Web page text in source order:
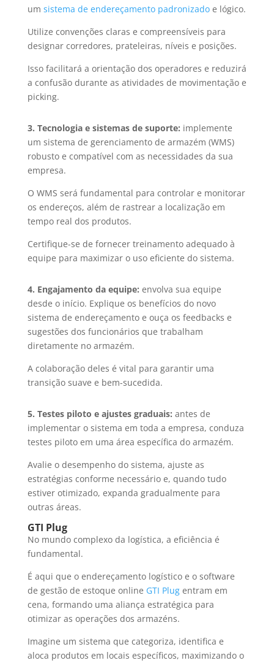
um sistema de endereçamento padronizadoe lógico.
Utilize convenções claras e compreensíveis para
designar corredores, prateleiras, níveis e posições.
Isso facilitará a orientação dos operadores e reduzirá
a confusão durante as atividades de movimentação e
picking.
3. Tecnologia e sistemas de suporte: implemente
um sistema de gerenciamento de armazém (WMS)
robusto e compatível com as necessidades da sua
empresa.
O WMS será fundamental para controlar e monitorar
os endereços, além de rastrear a localização em
tempo real dos produtos.
Certifique-se de fornecer treinamento adequado à
equipe para maximizar o uso eficiente do sistema.
4. Engajamento da equipe: envolva sua equipe
desde o início. Explique os benefícios do novo
sistema de endereçamento e ouça os feedbacks e
sugestões dos funcionários que trabalham
diretamente no armazém.
A colaboração deles é vital para garantir uma
transição suave e bem-sucedida.
5. Testes piloto e ajustes graduais: antes de
implementar o sistema em toda a empresa, conduza
testes piloto em uma área específica do armazém.
Avalie o desempenho do sistema, ajuste as
estratégias conforme necessário e, quando tudo
estiver otimizado, expanda gradualmente para
outras áreas.
GTI Plug
No mundo complexo da logística, a eficiência é
fundamental.
É aqui que o endereçamento logístico e o software
de gestão de estoque online GTI Plugentram em
cena, formando uma aliança estratégica para
otimizar as operações dos armazéns.
Imagine um sistema que categoriza, identifica e
aloca produtos em locais específicos, maximizando o